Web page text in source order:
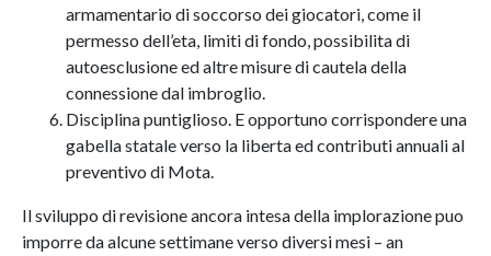
armamentario di soccorso dei giocatori, come il
permesso dell’eta, limiti di fondo, possibilita di
autoesclusione ed altre misure di cautela della
connessione dal imbroglio.
Disciplina puntiglioso. E opportuno corrispondere una
gabella statale verso la liberta ed contributi annuali al
preventivo di Mota.
Il sviluppo di revisione ancora intesa della implorazione puo
imporre da alcune settimane verso diversi mesi – an